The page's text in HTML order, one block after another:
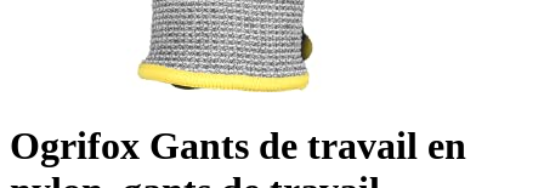
Ogrifox Gants de travail en